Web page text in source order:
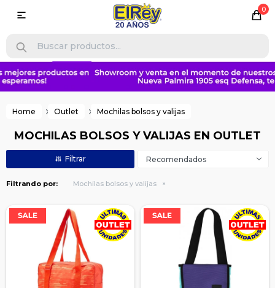
0

Home Outlet Mochilas bolsos y valijas
MOCHILAS BOLSOS Y VALIJAS EN OUTLET
Recomendados
Filtrando por: Mochilas bolsos y valijas